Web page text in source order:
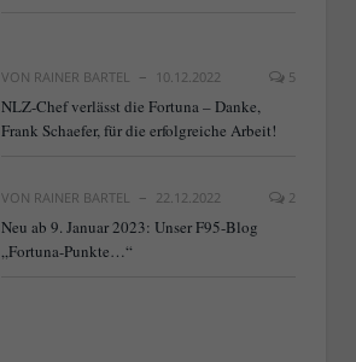
VON RAINER BARTEL 10.12.2022 5
NLZ-Chef verlässt die Fortuna – Danke,
Frank Schaefer, für die erfolgreiche Arbeit!
VON RAINER BARTEL 22.12.2022 2
Neu ab 9. Januar 2023: Unser F95-Blog
„Fortuna-Punkte…“